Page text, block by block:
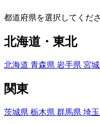
都道府県を選択してくだ
北海道・東北
北海道 青森県 岩手県 宮
関東
茨城県 栃木県 群馬県 埼